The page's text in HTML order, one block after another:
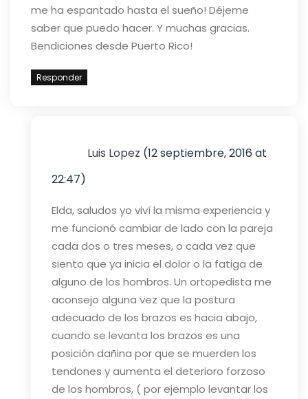
me ha espantado hasta el sueño! Déjeme
saber que puedo hacer. Y muchas gracias.
Bendiciones desde Puerto Rico!
Responder
Luis Lopez (12 septiembre, 2016 at
22:47)
Elda, saludos yo viví la misma experiencia y
me funcionó cambiar de lado con la pareja
cada dos o tres meses, o cada vez que
siento que ya inicia el dolor o la fatiga de
alguno de los hombros. Un ortopedista me
aconsejo alguna vez que la postura
adecuado de los brazos es hacia abajo,
cuando se levanta los brazos es una
posición dañina por que se muerden los
tendones y aumenta el deterioro forzoso
de los hombros, ( por ejemplo levantar los